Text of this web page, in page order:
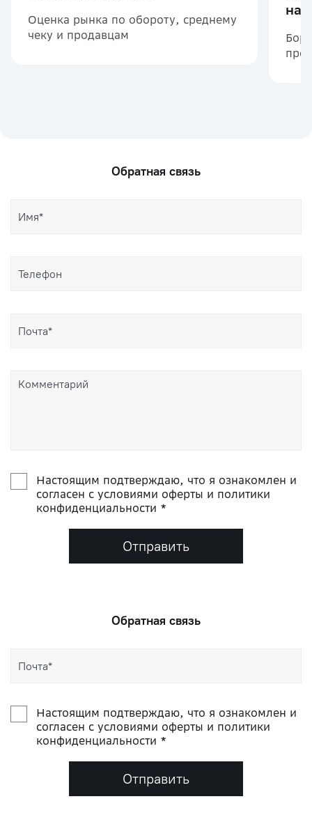
Оценка рынка по обороту, среднему
чеку и продавцам
на
Обратная связь
Настоящим подтверждаю, что я ознакомлен и
согласен с условиями оферты и политики
конфиденциальности *
Отправить
Обратная связь
Настоящим подтверждаю, что я ознакомлен и
согласен с условиями оферты и политики
конфиденциальности *
Отправить